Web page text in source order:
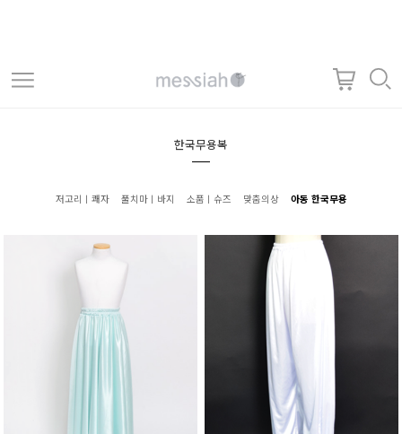
한국무용복
저고리ㅣ쾌자 풀치마ㅣ바지 소품ㅣ슈즈 맞춤의상 아동 한국무용